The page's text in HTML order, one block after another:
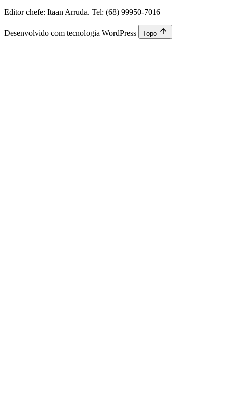
Editor chefe: Itaan Arruda. Tel: (68) 99950-7016
Desenvolvido com tecnologia WordPress Topo